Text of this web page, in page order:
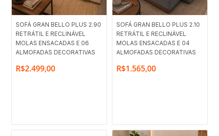
SOFÁ GRAN BELLO PLUS 2.90
RETRÁTIL E RECLINÁVEL
MOLAS ENSACADAS E 06
ALMOFADAS DECORATIVAS
R$2.499,00
SOFÁ GRAN BELLO PLUS 2.10
RETRÁTIL E RECLINÁVEL
MOLAS ENSACADAS E 04
ALMOFADAS DECORATIVAS
R$1.565,00